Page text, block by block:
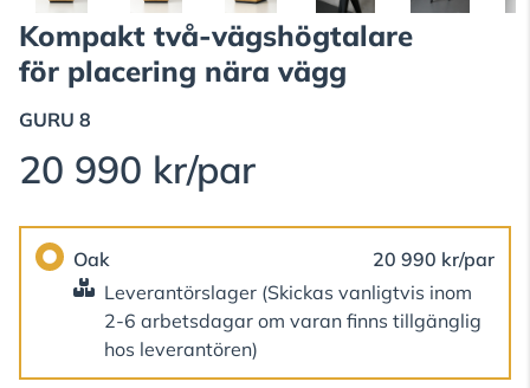
Kompakt två-vägshögtalare
för placering nära vägg
GURU 8
20 990 kr/par
Oak
20 990 kr/par
Leverantörslager (Skickas vanligtvis inom
2-6 arbetsdagar om varan finns tillgänglig
hos leverantören)